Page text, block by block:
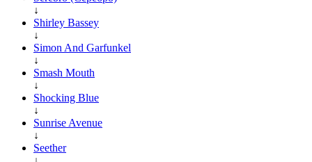
↓
Shirley Bassey
↓
Simon And Garfunkel
↓
Smash Mouth
↓
Shocking Blue
↓
Sunrise Avenue
↓
Seether